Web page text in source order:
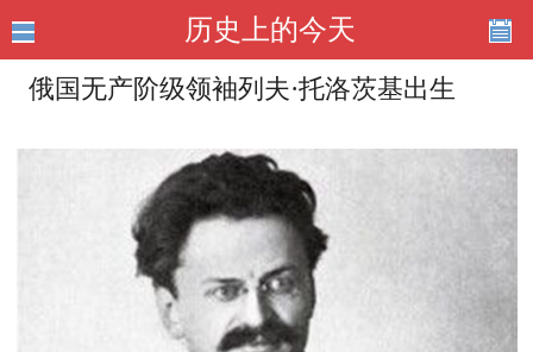
历史上的今天
俄国无产阶级领袖列夫·托洛茨基出生